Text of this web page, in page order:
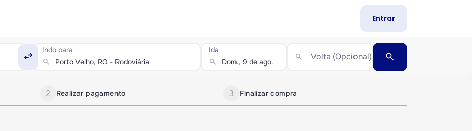
Entrar
Indo para
search
swap_horiz Ida
search Volta (Opcional)
search search
2 Realizar pagamento 3 Finalizar compra